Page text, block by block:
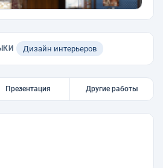
Дизайн интерьеров
Презентация Другие работы